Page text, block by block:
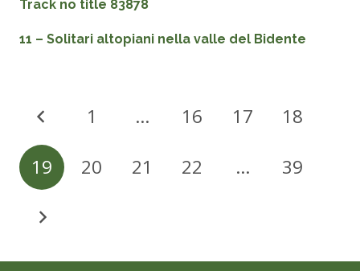
Track no title 83878
11 – Solitari altopiani nella valle del Bidente
1 … 16 17 18
19 20 21 22 … 39